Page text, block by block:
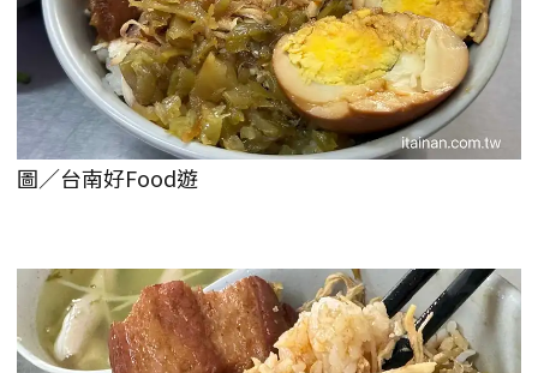
圖／台南好Food遊